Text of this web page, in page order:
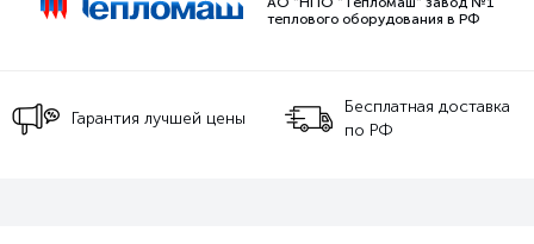
теплового оборудования в РФ
Гарантия лучшей цены
Бесплатная доставка
по РФ